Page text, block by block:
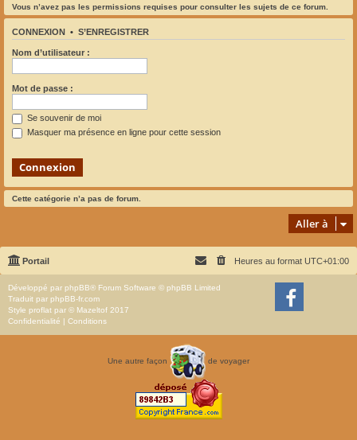
Vous n’avez pas les permissions requises pour consulter les sujets de ce forum.
CONNEXION • S’ENREGISTRER
Nom d’utilisateur :
Mot de passe :
Se souvenir de moi
Masquer ma présence en ligne pour cette session
Cette catégorie n’a pas de forum.
Aller à
Portail Heures au format UTC+01:00
Développé par phpBB® Forum Software © phpBB Limited
Traduit par phpBB-fr.com
Style proflat par © Mazeltof 2017
Confidentialité | Conditions
Une autre façon de voyager